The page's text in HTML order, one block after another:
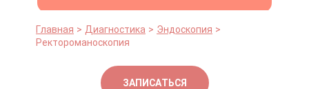
Главная Диагностика
Эндоскопия
Ректороманоскопия
ЗАПИСАТЬСЯ